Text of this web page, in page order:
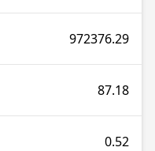
972376.29
87.18
0.52